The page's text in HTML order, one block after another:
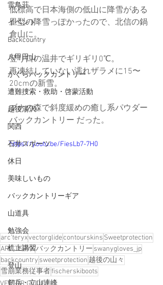
雷鳥荘
イベント
Backcountry
八甲田山
かぐらバックカントリー
遭難捜索・救助・啓蒙活動
越後湯沢
関西
石井スポーツ
休日
美味しいもの
バックカントリーギア
山道具
勉強会
机上講習
登山
剱岳・立山連峰
低標高で日本海側の低山に降雪がある
里型の降雪っぽかったので、北信の鍋
倉山に。
登り口の温井でギリギリ0℃。
再凍結していない濡れザラメに15〜
20cmの新雪。
ブナの森で斜度緩めの癒し系パウダー
バックカントリー だった。
https://youtu.be/FiesLb7-7H0
arc'teryxvectorglidecontourskins Sweetprotection
ARC’TERYXバックカントリー swanygloves_jp
backcountry sweetprotection 越後の山々
雪崩業務従事者fischerskiboots